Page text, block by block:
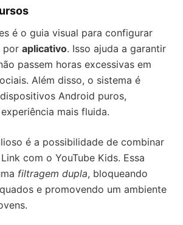
é o guia visual para configurar
por aplicativo. Isso ajuda a garantir
passem horas excessivas em
Além disso, o sistema é
Android puros,
mais fluida.
é a possibilidade de combinar
com o YouTube Kids. Essa
filtragem dupla, bloqueando
e promovendo um ambiente